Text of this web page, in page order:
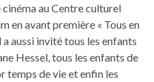
cinéma au Centre culturel
en avant première « Tous en
a aussi invité tous les enfants
Hessel, tous les enfants de
temps de vie et enfin les